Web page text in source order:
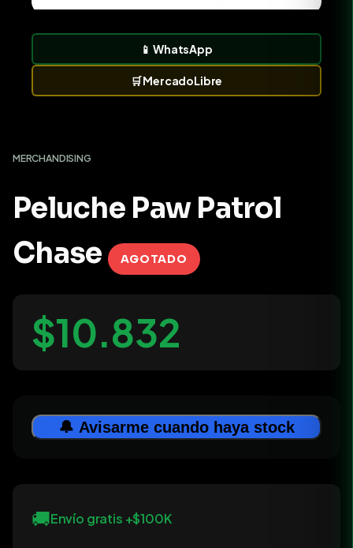
📱WhatsApp
🛒MercadoLibre
MERCHANDISING
Peluche Paw Patrol
Chase
AGOTADO
$10.832
🔔 Avisarme cuando haya stock
🚚Envío gratis +$100K